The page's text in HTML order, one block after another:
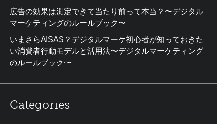
広告の効果は測定できて当たり前って本当？〜デジタル
マーケティングのルールブック〜
いまさらAISAS？デジタルマーケ初心者が知っておきた
い消費者行動モデルと活用法〜デジタルマーケティング
のルールブック〜
Categories